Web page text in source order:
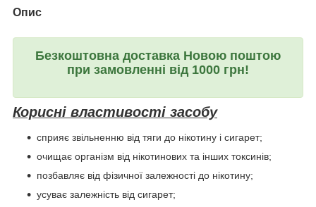
Опис
Безкоштовна доставка Новою поштою
при замовленні від 1000 грн!
Корисні властивості засобу
сприяє звільненню від тяги до нікотину і сигарет;
очищає організм від нікотинових та інших токсинів;
позбавляє від фізичної залежності до нікотину;
усуває залежність від сигарет;